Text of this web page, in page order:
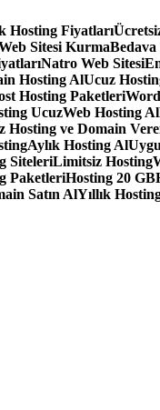
Hosting Fiyatları
Sitesi KurmaBedava
Natro Web Sitesi
Hosting AlUcuz
Hosting Paketleri
UcuzWeb Hosting Al
Hosting ve Domain
Aylık Hosting Al
SiteleriLimitsiz Hosting
PaketleriHosting 20 GB
Satın AlYıllık